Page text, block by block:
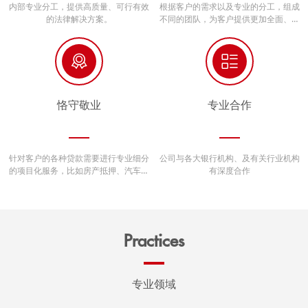
内部专业分工，提供高质量、可行有效
的法律解决方案。
根据客户的需求以及专业的分工，组成
不同的团队，为客户提供更加全面、更

恪守敬业
针对客户的各种贷款需要进行专业细分
的项目化服务，比如房产抵押、汽车低

专业合作
公司与各大银行机构、及有关行业机构
有深度合作
Practices
专业领域